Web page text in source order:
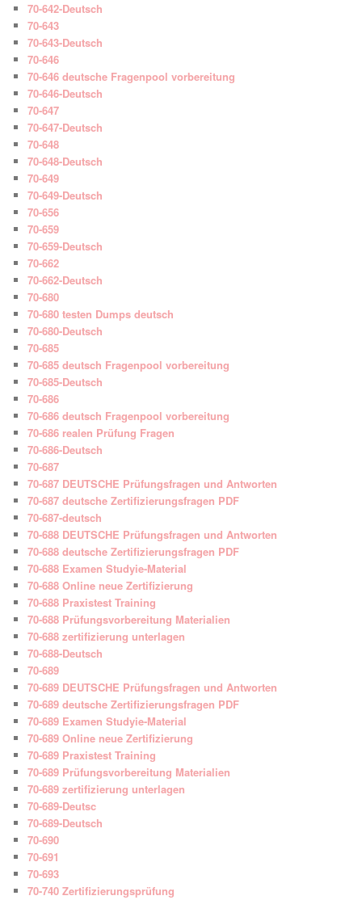
70-642-Deutsch
70-643
70-643-Deutsch
70-646
70-646 deutsche Fragenpool vorbereitung
70-646-Deutsch
70-647
70-647-Deutsch
70-648
70-648-Deutsch
70-649
70-649-Deutsch
70-656
70-659
70-659-Deutsch
70-662
70-662-Deutsch
70-680
70-680 testen Dumps deutsch
70-680-Deutsch
70-685
70-685 deutsch Fragenpool vorbereitung
70-685-Deutsch
70-686
70-686 deutsch Fragenpool vorbereitung
70-686 realen Prüfung Fragen
70-686-Deutsch
70-687
70-687 DEUTSCHE Prüfungsfragen und Antworten
70-687 deutsche Zertifizierungsfragen PDF
70-687-deutsch
70-688 DEUTSCHE Prüfungsfragen und Antworten
70-688 deutsche Zertifizierungsfragen PDF
70-688 Examen Studyie-Material
70-688 Online neue Zertifizierung
70-688 Praxistest Training
70-688 Prüfungsvorbereitung Materialien
70-688 zertifizierung unterlagen
70-688-Deutsch
70-689
70-689 DEUTSCHE Prüfungsfragen und Antworten
70-689 deutsche Zertifizierungsfragen PDF
70-689 Examen Studyie-Material
70-689 Online neue Zertifizierung
70-689 Praxistest Training
70-689 Prüfungsvorbereitung Materialien
70-689 zertifizierung unterlagen
70-689-Deutsc
70-689-Deutsch
70-690
70-691
70-693
70-740 Zertifizierungsprüfung